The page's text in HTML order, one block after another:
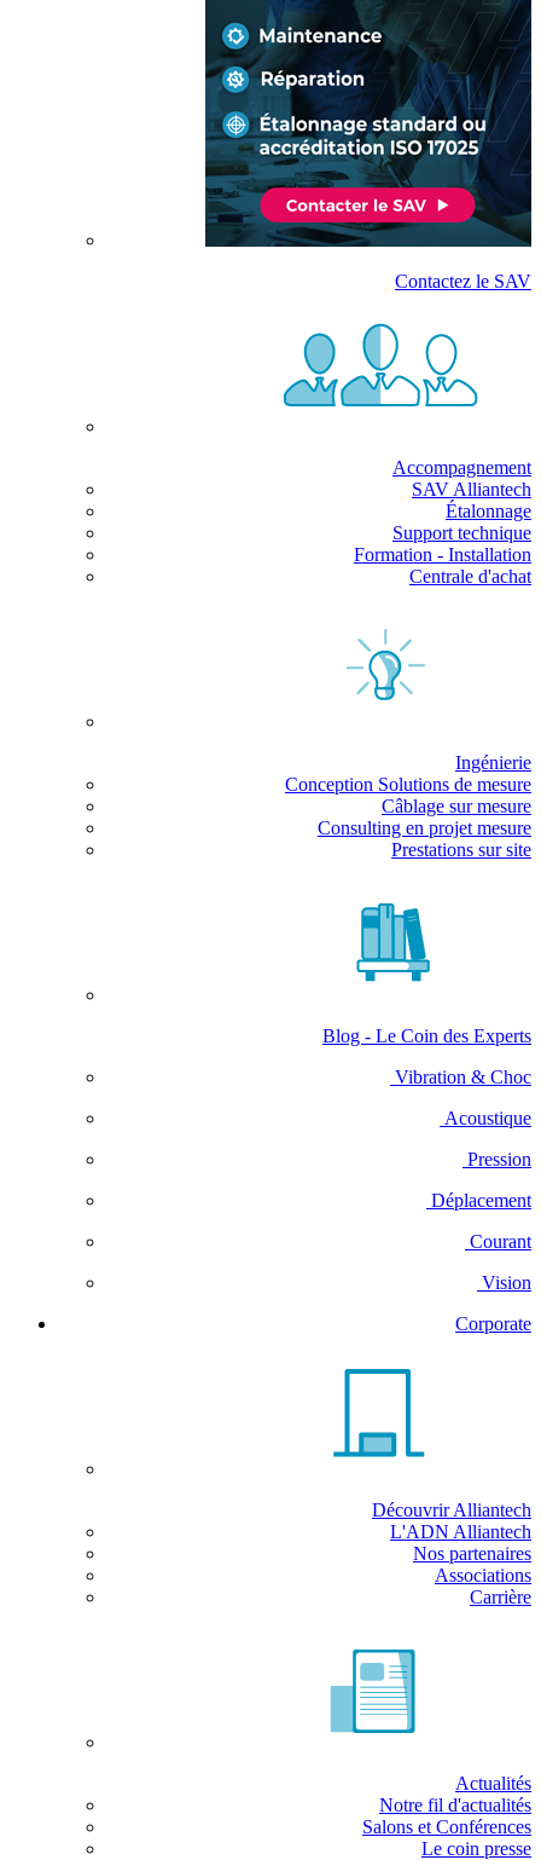
Contactez le SAV
Accompagnement
SAV Alliantech
Étalonnage
Support technique
Formation - Installation
Centrale d'achat
Ingénierie
Conception Solutions de mesure
Câblage sur mesure
Consulting en projet mesure
Prestations sur site
Blog - Le Coin des Experts
Vibration & Choc
Acoustique
Pression
Déplacement
Courant
Vision
Corporate
Découvrir Alliantech
L'ADN Alliantech
Nos partenaires
Associations
Carrière
Actualités
Notre fil d'actualités
Salons et Conférences
Le coin presse